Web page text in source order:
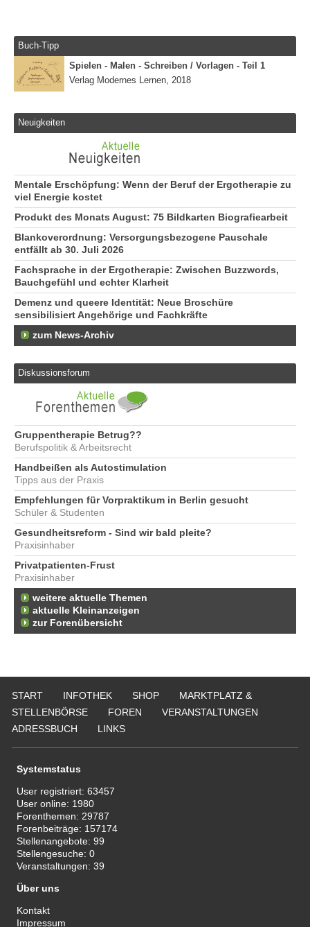
Buch-Tipp
Spielen - Malen - Schreiben / Vorlagen - Teil 1
Verlag Modernes Lernen, 2018
Neuigkeiten
Mentale Erschöpfung: Wenn der Beruf der Ergotherapie zu
viel Energie kostet
Produkt des Monats August: 75 Bildkarten Biografiearbeit
Blankoverordnung: Versorgungsbezogene Pauschale
entfällt ab 30. Juli 2026
Fachsprache in der Ergotherapie: Zwischen Buzzwords,
Bauchgefühl und echter Klarheit
Demenz und queere Identität: Neue Broschüre
sensibilisiert Angehörige und Fachkräfte
zum News-Archiv
Diskussionsforum
Gruppentherapie Betrug??
Berufspolitik & Arbeitsrecht
Handbeißen als Autostimulation
Tipps aus der Praxis
Empfehlungen für Vorpraktikum in Berlin gesucht
Schüler & Studenten
Gesundheitsreform - Sind wir bald pleite?
Praxisinhaber
Privatpatienten-Frust
Praxisinhaber
weitere aktuelle Themen
aktuelle Kleinanzeigen
zur Forenübersicht
START INFOTHEK SHOP
MARKTPLATZ &
STELLENBÖRSE
FOREN
VERANSTALTUNGEN
ADRESSBUCH
LINKS
Systemstatus
User registriert:63457
User online: 1980
Forenthemen: 29787
Forenbeiträge: 157174
Stellenangebote:99
Stellengesuche:0
Veranstaltungen:39
Über uns
Kontakt
Impressum